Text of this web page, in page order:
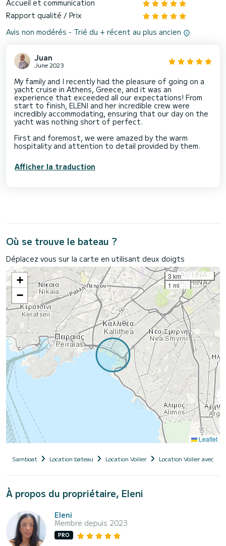
Accueil et communication
Rapport qualité / Prix
Avis non modérés - Trié du + récent au plus ancien
Juan
June 2023
My family and I recently had the pleasure of going on a
yacht cruise in Athens, Greece, and it was an
experience that exceeded all our expectations! From
start to finish, ELENI and her incredible crew were
incredibly accommodating, ensuring that our day on the
yacht was nothing short of perfect.
First and foremost, we were amazed by the warm
hospitality and attention to detail provided by them.
Afficher la traduction
Où se trouve le bateau ?
Déplacez vous sur la carte en utilisant deux doigts
+
−
3 km
1 mi
Leaflet
Samboat Location bateau Location Voilier Location Voilier avec
À propos du propriétaire, Eleni
Eleni
Membre depuis 2023
PRO